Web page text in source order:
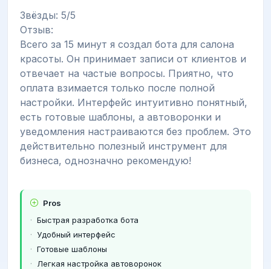
Звёзды: 5/5
Отзыв:
Всего за 15 минут я создал бота для салона
красоты. Он принимает записи от клиентов и
отвечает на частые вопросы. Приятно, что
оплата взимается только после полной
настройки. Интерфейс интуитивно понятный,
есть готовые шаблоны, а автоворонки и
уведомления настраиваются без проблем. Это
действительно полезный инструмент для
бизнеса, однозначно рекомендую!
Pros
Быстрая разработка бота
Удобный интерфейс
Готовые шаблоны
Легкая настройка автоворонок